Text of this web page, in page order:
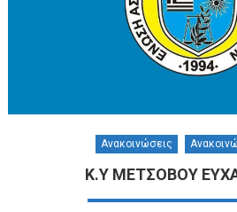
Ανακοινώσεις
Κ.Υ ΜΕΤΣΟΒΟΥ